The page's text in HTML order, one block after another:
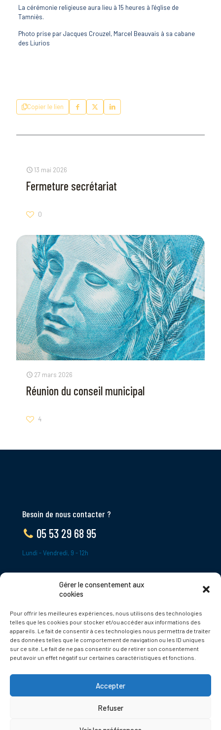
Gérer le consentement aux
cookies
Pour offrir les meilleures expériences, nous utilisons des technologies
telles que les cookies pour stocker et/ou accéder aux informations des
appareils. Le fait de consentir à ces technologies nous permettra de traiter
des données telles que le comportement de navigation ou les ID uniques
sur ce site. Le fait de ne pas consentir ou de retirer son consentement
peut avoir un effet négatif sur certaines caractéristiques et fonctions.
Accepter
Refuser
La cérémonie religieuse aura lieu à 15 heures à l’église de
Tamniès.
Photo prise par Jacques Crouzel, Marcel Beauvais à sa cabane
des Liurios
Copier le lien
13 mai 2026
Fermeture secrétariat
0
27 mars 2026
Réunion du conseil municipal
4
Besoin de nous contacter ?
05 53 29 68 95
Lundi - Vendredi, 9 - 12h
24620 Tamniès
France
Politique de cookies
© 2025 Tamnies.fr